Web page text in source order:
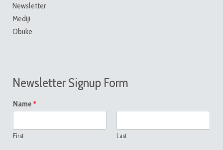
Newsletter
Mediji
Obuke
Newsletter Signup Form
Name *
First Last